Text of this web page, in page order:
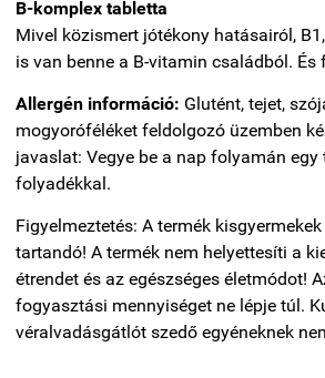
B-komplex tabletta
Mivel közismert jótékony hatásairól, B1,
is van benne a B-vitamin családból. És
Allergén információ: Glutént, tejet,
mogyoróféléket feldolgozó üzemben
javaslat: Vegye be a nap folyamán
folyadékkal.
Figyelmeztetés: A termék
tartandó! A termék nem helyettesíti a
étrendet és az egészséges életmódot!
fogyasztási mennyiséget ne lépje túl.
véralvadásgátlót szedő egyéneknek